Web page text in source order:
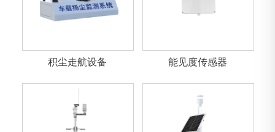
积尘走航设备 能见度传感器